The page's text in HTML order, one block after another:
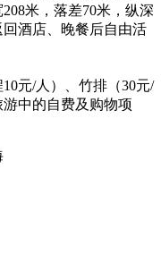
米，落差70米，纵深
酒店、晚餐后自由活
元/人）、竹排（30元/
中的自费及购物项